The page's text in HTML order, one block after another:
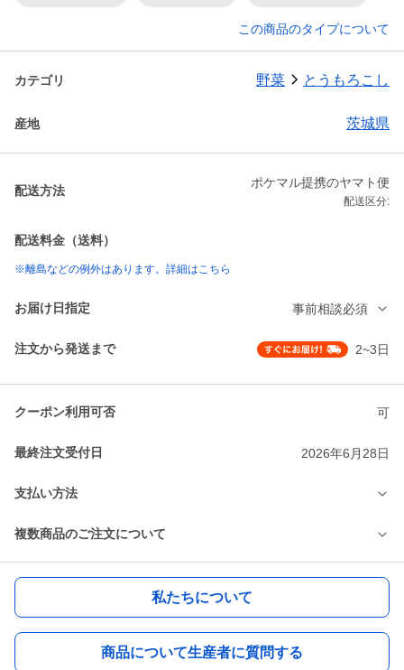
この商品のタイプについて
カテゴリ 野菜 とうもろこし
産地 茨城県
配送方法
ポケマル提携のヤマト便
配送区分:
配送料金（送料）
※離島などの例外はあります。詳細はこちら
お届け日指定 事前相談必須
注文から発送まで 2~3日
クーポン利用可否 可
最終注文受付日 2026年6月28日
支払い方法
複数商品のご注文について
私たちについて
商品について生産者に質問する